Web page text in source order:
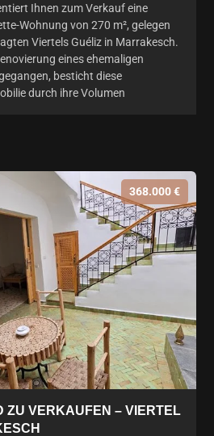
Ihnen zum Verkauf eine
Wohnung von 270 m², gelegen
Viertels Guéliz in Marrakesch.
eines ehemaligen
besticht diese
durch ihre Volumen
368.000 €
ZU VERKAUFEN – VIERTEL